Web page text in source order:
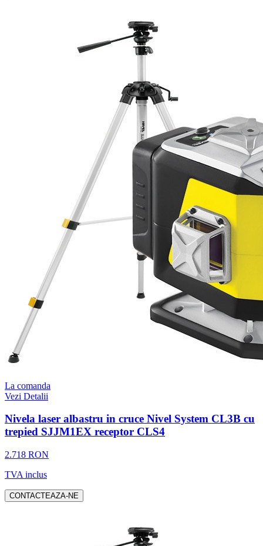
La comanda
Vezi Detalii
Nivela laser albastru in cruce Nivel System CL3B cu
trepied SJJM1EX receptor CLS4
2.718 RON
TVA inclus
CONTACTEAZA-NE